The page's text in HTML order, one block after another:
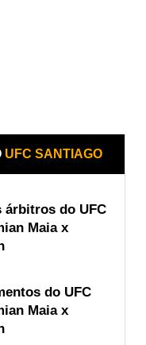
UFC SANTIAGO
árbitros do UFC
Maia x
do UFC
Maia x